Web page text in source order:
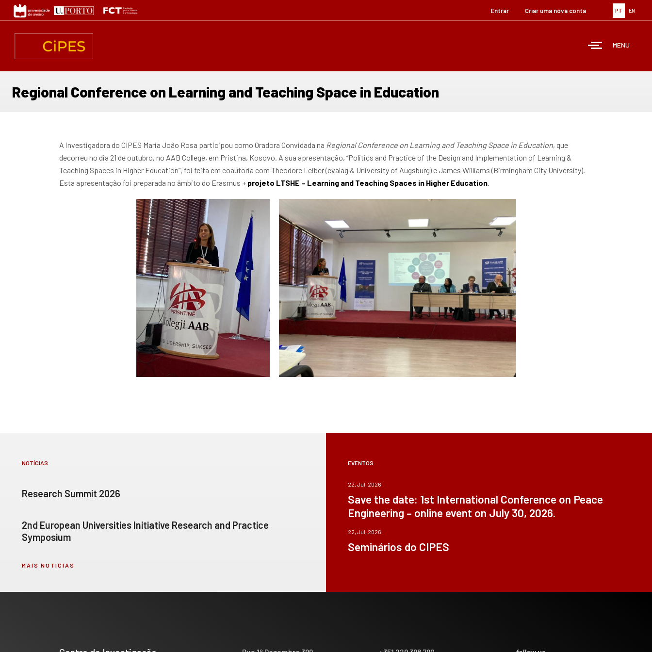
Passar
para
conteúdo
PT EN
Entrar Criar uma nova conta
MENU
Regional Conference on Learning and Teaching Space in Education
A investigadora do CIPES Maria João Rosa participou como Oradora Convidada na Regional Conference on Learning and Teaching Space in Education, que
decorreu no dia 21 de outubro, no AAB College, em Pristina, Kosovo. A sua apresentação, “Politics and Practice of the Design and Implementation of Learning &
Teaching Spaces in Higher Education”, foi feita em coautoria com Theodore Leiber (evalag & University of Augsburg) e James Williams (Birmingham City University).
Esta apresentação foi preparada no âmbito do Erasmus + projeto LTSHE – Learning and Teaching Spaces in Higher Education.
NOTÍCIAS
Research Summit 2026
2nd European Universities Initiative Research and Practice
Symposium
MAIS NOTÍCIAS
EVENTOS
22, Jul, 2026
Save the date: 1st International Conference on Peace
Engineering – online event on July 30, 2026.
22, Jul, 2026
Seminários do CIPES